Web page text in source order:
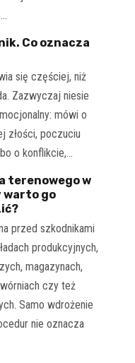
Co oznacza
się częściej, niż
Zazwyczaj niesie
mówi o
złości, poczuciu
o konflikcie,…
terenowego w
warto go
przed szkodnikami
produkcyjnych,
magazynach,
czy też
Samo wdrożenie
nie oznacza